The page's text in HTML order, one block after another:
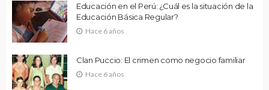
Educación en el Perú: ¿Cuál es la situación de la
Educación Básica Regular?
Hace 6 años
Clan Puccio: El crimen como negocio familiar
Hace 6 años